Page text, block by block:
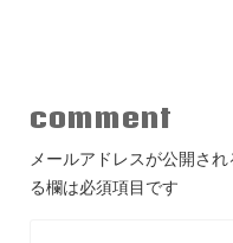
comment
メールアドレスが公開され
る欄は必須項目です